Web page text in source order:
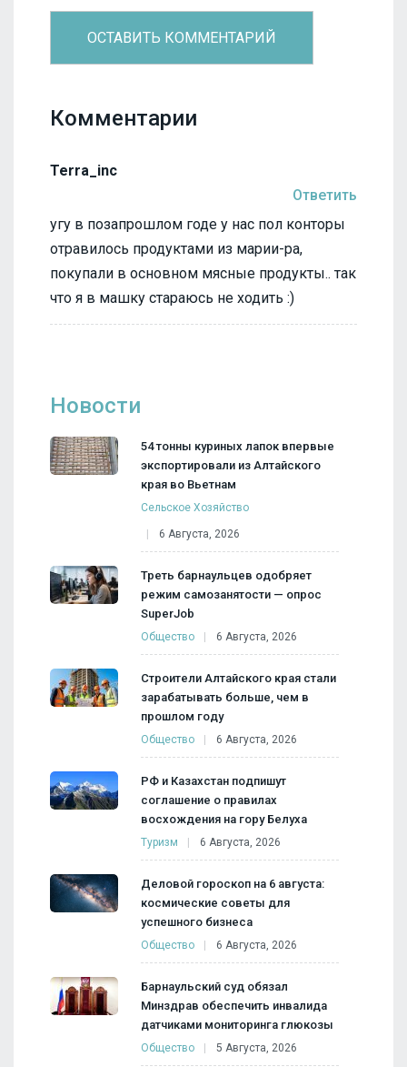
Комментарии
Terra_inc
Ответить
угу в позапрошлом годе у нас пол конторы
отравилось продуктами из марии-ра,
покупали в основном мясные продукты.. так
что я в машку стараюсь не ходить :)
Новости
54 тонны куриных лапок впервые
экспортировали из Алтайского
края во Вьетнам
Сельское Хозяйство
6 Августа, 2026
Треть барнаульцев одобряет
режим самозанятости — опрос
SuperJob
Общество 6 Августа, 2026
Строители Алтайского края стали
зарабатывать больше, чем в
прошлом году
Общество 6 Августа, 2026
РФ и Казахстан подпишут
соглашение о правилах
восхождения на гору Белуха
Туризм 6 Августа, 2026
Деловой гороскоп на 6 августа:
космические советы для
успешного бизнеса
Общество 6 Августа, 2026
Барнаульский суд обязал
Минздрав обеспечить инвалида
датчиками мониторинга глюкозы
Общество 5 Августа, 2026